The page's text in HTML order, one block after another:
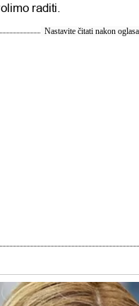
raditi.
Nastavite čitati nakon oglasa